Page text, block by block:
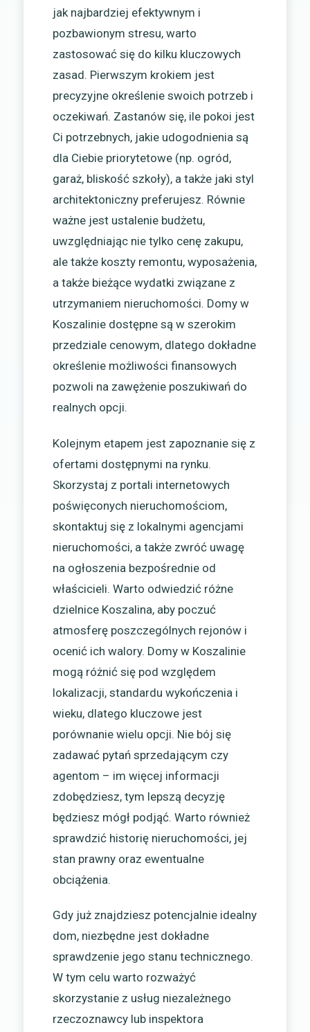
jak najbardziej efektywnym i
pozbawionym stresu, warto
zastosować się do kilku kluczowych
zasad. Pierwszym krokiem jest
precyzyjne określenie swoich potrzeb i
oczekiwań. Zastanów się, ile pokoi jest
Ci potrzebnych, jakie udogodnienia są
dla Ciebie priorytetowe (np. ogród,
garaż, bliskość szkoły), a także jaki styl
architektoniczny preferujesz. Równie
ważne jest ustalenie budżetu,
uwzględniając nie tylko cenę zakupu,
ale także koszty remontu, wyposażenia,
a także bieżące wydatki związane z
utrzymaniem nieruchomości. Domy w
Koszalinie dostępne są w szerokim
przedziale cenowym, dlatego dokładne
określenie możliwości finansowych
pozwoli na zawężenie poszukiwań do
realnych opcji.
Kolejnym etapem jest zapoznanie się z
ofertami dostępnymi na rynku.
Skorzystaj z portali internetowych
poświęconych nieruchomościom,
skontaktuj się z lokalnymi agencjami
nieruchomości, a także zwróć uwagę
na ogłoszenia bezpośrednie od
właścicieli. Warto odwiedzić różne
dzielnice Koszalina, aby poczuć
atmosferę poszczególnych rejonów i
ocenić ich walory. Domy w Koszalinie
mogą różnić się pod względem
lokalizacji, standardu wykończenia i
wieku, dlatego kluczowe jest
porównanie wielu opcji. Nie bój się
zadawać pytań sprzedającym czy
agentom – im więcej informacji
zdobędziesz, tym lepszą decyzję
będziesz mógł podjąć. Warto również
sprawdzić historię nieruchomości, jej
stan prawny oraz ewentualne
obciążenia.
Gdy już znajdziesz potencjalnie idealny
dom, niezbędne jest dokładne
sprawdzenie jego stanu technicznego.
W tym celu warto rozważyć
skorzystanie z usług niezależnego
rzeczoznawcy lub inspektora